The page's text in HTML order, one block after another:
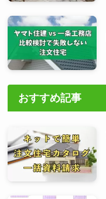
おすすめ記事